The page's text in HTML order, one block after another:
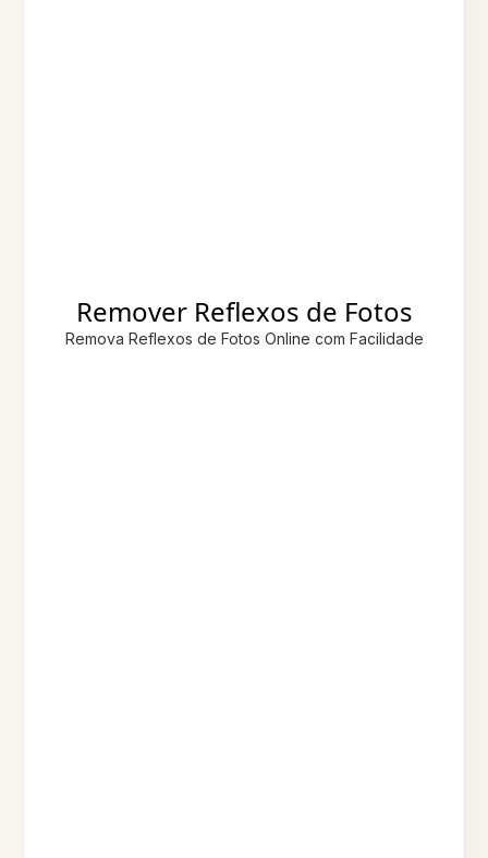
Remover Reflexos de Fotos
Remova Reflexos de Fotos Online com Facilidade